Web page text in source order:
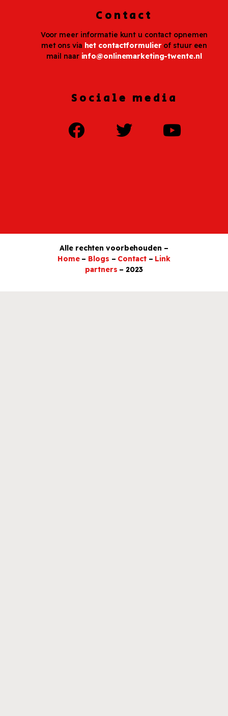
Contact
Voor meer informatie kunt u contact opnemen
met ons via het contactformulierof stuur een
mail naar info@onlinemarketing-twente.nl
Sociale media
Alle rechten voorbehouden –
Home – Blogs – Contact – Link
partners – 2023